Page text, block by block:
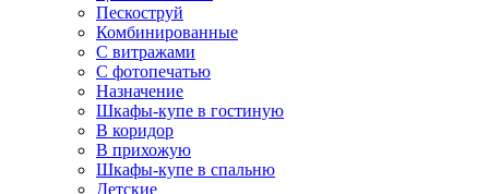
Пескоструй
Комбинированные
С витражами
С фотопечатью
Назначение
Шкафы-купе в гостиную
В коридор
В прихожую
Шкафы-купе в спальню
Детские